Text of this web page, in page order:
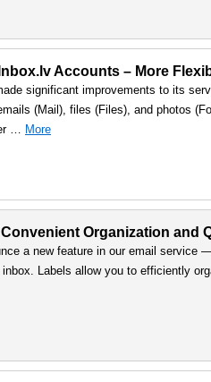
Accounts – More
significant improvements to its
(Mail), files (Files), and photos
… More
Organization and
a new feature in our email
Labels allow you to efficiently